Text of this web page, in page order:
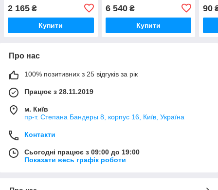
2 165 ₴
Купити
6 540₴
Купити
90
Про нас
100% позитивних з 25 відгуків за рік
Працює з 28.11.2019
м. Київ
пр-т. Степана Бандеры 8, корпус 16, Київ, Україна
Контакти
Сьогодні працює з 09:00 до 19:00
Показати весь графік роботи